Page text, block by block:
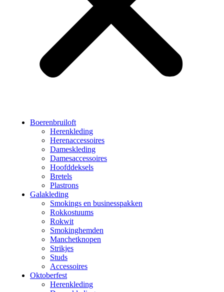
Boerenbruiloft
Herenkleding
Herenaccessoires
Dameskleding
Damesaccessoires
Hoofddeksels
Bretels
Plastrons
Galakleding
Smokings en businesspakken
Rokkostuums
Rokwit
Smokinghemden
Manchetknopen
Strikjes
Studs
Accessoires
Oktoberfest
Herenkleding